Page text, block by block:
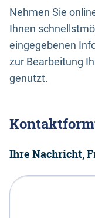
Nehmen Sie
Ihnen
eingegebenen
zur Bearbeitung
genutzt.
Ihre Nachricht,